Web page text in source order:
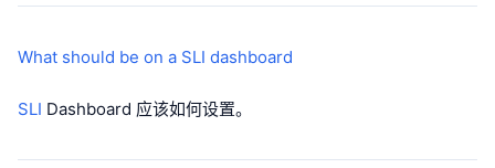
What should be on a SLI dashboard
SLI Dashboard 应该如何设置。